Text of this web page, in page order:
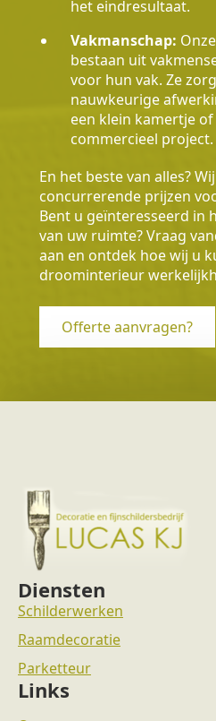
het eindresultaat.
Vakmanschap:
bestaan uit
voor hun vak. Ze
nauwkeurige
een klein kamertje
commercieel project.
En het beste van alles?
concurrerende prijzen
Bent u geïnteresseerd in
van uw ruimte? Vraag
aan en ontdek hoe wij u
droominterieur
Offerte aanvragen?
Diensten
Schilderwerken
Raamdecoratie
Parketteur
Links